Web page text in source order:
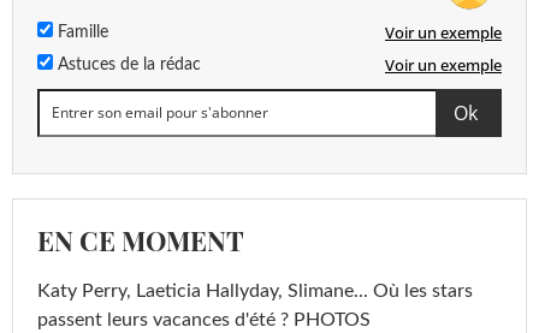
Famille Voir un exemple
Astuces de la rédac Voir un exemple
EN CE MOMENT
Katy Perry, Laeticia Hallyday, Slimane... Où les stars
passent leurs vacances d'été ? PHOTOS